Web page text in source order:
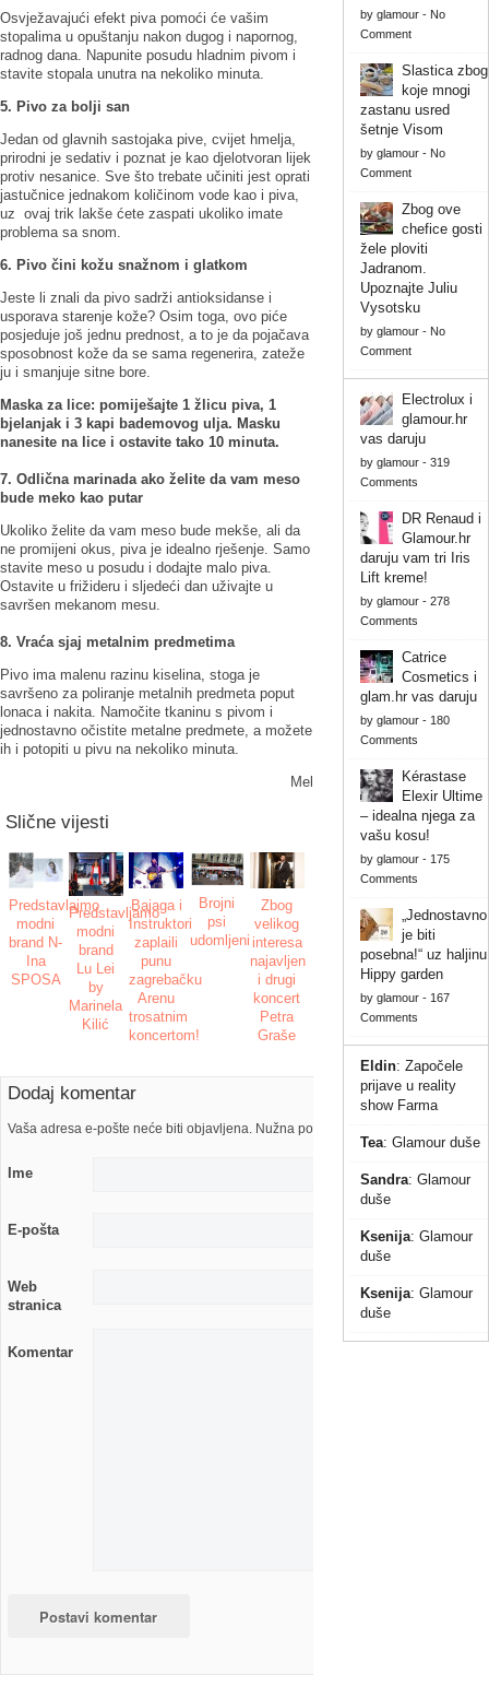
Osvježavajući efekt piva pomoći će vašim
stopalima u opuštanju nakon dugog i napornog,
radnog dana. Napunite posudu hladnim pivom i
stavite stopala unutra na nekoliko minuta.
5. Pivo za bolji san
Jedan od glavnih sastojaka pive, cvijet hmelja,
prirodni je sedativ i poznat je kao djelotvoran lijek
protiv nesanice. Sve što trebate učiniti jest oprati
jastučnice jednakom količinom vode kao i piva,
uz ovaj trik lakše ćete zaspati ukoliko imate
problema sa snom.
6. Pivo čini kožu snažnom i glatkom
Jeste li znali da pivo sadrži antioksidanse i
usporava starenje kože? Osim toga, ovo piće
posjeduje još jednu prednost, a to je da pojačava
sposobnost kože da se sama regenerira, zateže
ju i smanjuje sitne bore.
Maska za lice: pomiješajte 1 žlicu piva, 1
bjelanjak i 3 kapi bademovog ulja. Masku
nanesite na lice i ostavite tako 10 minuta.
7. Odlična marinada ako želite da vam meso
bude meko kao putar
Ukoliko želite da vam meso bude mekše, ali da
ne promijeni okus, piva je idealno rješenje. Samo
stavite meso u posudu i dodajte malo piva.
Ostavite u frižideru i sljedeći dan uživajte u
savršen mekanom mesu.
8. Vraća sjaj metalnim predmetima
Pivo ima malenu razinu kiselina, stoga je
savršeno za poliranje metalnih predmeta poput
lonaca i nakita. Namočite tkaninu s pivom i
jednostavno očistite metalne predmete, a možete
ih i potopiti u pivu na nekoliko minuta.
Mel
Slične vijesti
Predstavlajmo
modni
brand N-
Ina
SPOSA
Predstavljamo
modni
brand
Lu Lei
by
Marinela
Kilić
Bajaga i
Instruktori
zaplaili
punu
zagrebačku
Arenu
trosatnim
koncertom!
Brojni
psi
udomljeni
Zbog
velikog
interesa
najavljen
i drugi
koncert
Petra
Graše
Dodaj komentar
Vaša adresa e-pošte neće biti objavljena. Nužna polja su označena s
Ime
E-pošta
Web
stranica
Komentar
by glamour- No
Comment
Slastica zbog
koje mnogi
zastanu usred
šetnje Visom
by glamour- No
Comment
Zbog ove
chefice gosti
žele ploviti
Jadranom.
Upoznajte Juliu
Vysotsku
by glamour- No
Comment
Electrolux i
glamour.hr
vas daruju
by glamour- 319
Comments
DR Renaud i
Glamour.hr
daruju vam tri Iris
Lift kreme!
by glamour- 278
Comments
Catrice
Cosmetics i
glam.hr vas daruju
by glamour- 180
Comments
Kérastase
Elexir Ultime
– idealna njega za
vašu kosu!
by glamour- 175
Comments
„Jednostavno
je biti
posebna!“ uz haljinu
Hippy garden
by glamour- 167
Comments
Eldin: Započele
prijave u reality
show Farma
Tea: Glamour duše
Sandra: Glamour
duše
Ksenija: Glamour
duše
Ksenija: Glamour
duše